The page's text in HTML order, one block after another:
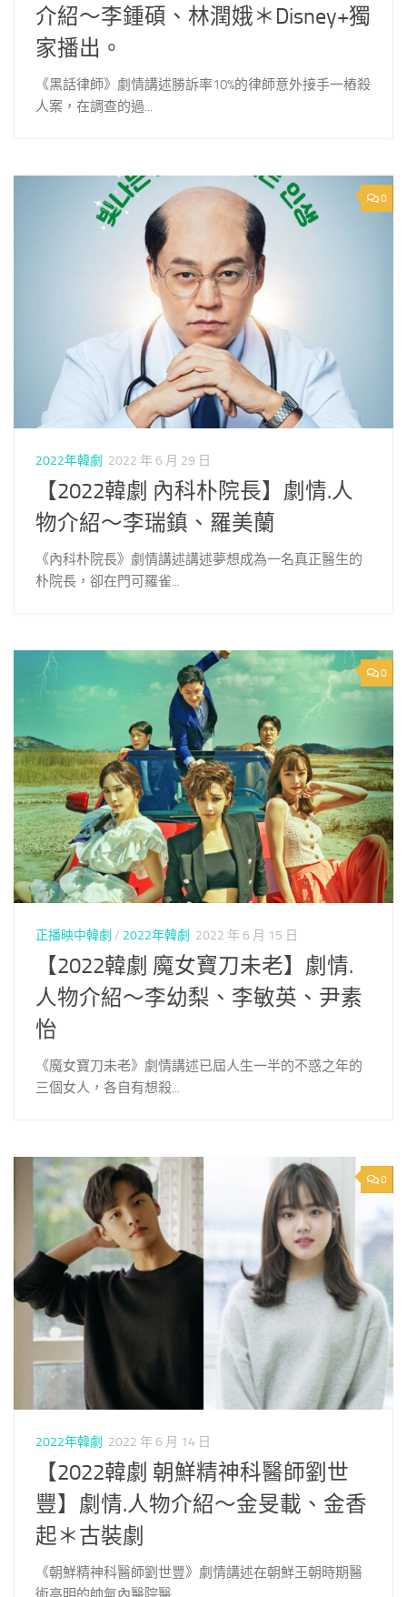
介紹～李鍾碩、林潤娥＊Disney+獨
家播出。
《黑話律師》劇情講述勝訴率10%的律師意外接手一樁殺
人案，在調查的過...
0
2022年韓劇 2022 年 6 月 29 日
【2022韓劇 內科朴院長】劇情.人
物介紹～李瑞鎮、羅美蘭
《內科朴院長》劇情講述講述夢想成為一名真正醫生的
朴院長，卻在門可羅雀...
0
正播映中韓劇 / 2022年韓劇 2022 年 6 月 15 日
【2022韓劇 魔女寶刀未老】劇情.
人物介紹～李幼梨、李敏英、尹素
怡
《魔女寶刀未老》劇情講述已屆人生一半的不惑之年的
三個女人，各自有想殺...
0
2022年韓劇 2022 年 6 月 14 日
【2022韓劇 朝鮮精神科醫師劉世
豐】劇情.人物介紹～金旻載、金香
起＊古裝劇
《朝鮮精神科醫師劉世豐》劇情講述在朝鮮王朝時期醫